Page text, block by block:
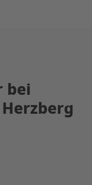
bei